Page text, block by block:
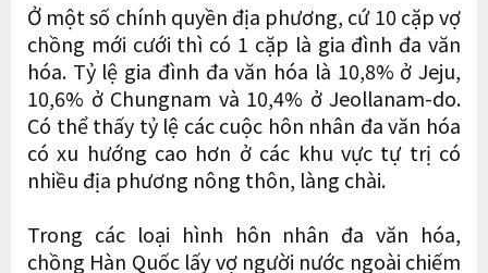
Ở một số chính quyền địa phương, cứ 10 cặp vợ
chồng mới cưới thì có 1 cặp là gia đình đa văn
hóa. Tỷ lệ gia đình đa văn hóa là 10,8% ở Jeju,
10,6% ở Chungnam và 10,4% ở Jeollanam-do.
Có thể thấy tỷ lệ các cuộc hôn nhân đa văn hóa
có xu hướng cao hơn ở các khu vực tự trị có
nhiều địa phương nông thôn, làng chài.
Trong các loại hình hôn nhân đa văn hóa,
chồng Hàn Quốc lấy vợ người nước ngoài chiếm